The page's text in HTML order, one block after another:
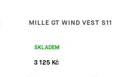
MILLE GT WIND VEST S11
SKLADEM
3 125 Kč